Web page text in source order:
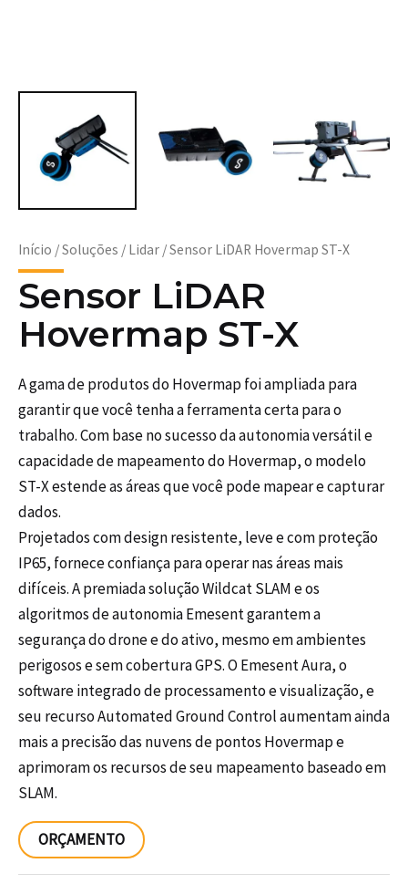
Início /Soluções / Lidar / Sensor LiDAR Hovermap ST-X
Sensor LiDAR
Hovermap ST-X
A gama de produtos do Hovermap foi ampliada para
garantir que você tenha a ferramenta certa para o
trabalho. Com base no sucesso da autonomia versátil e
capacidade de mapeamento do Hovermap, o modelo
ST-X estende as áreas que você pode mapear e capturar
dados.
Projetados com design resistente, leve e com proteção
IP65, fornece confiança para operar nas áreas mais
difíceis. A premiada solução Wildcat SLAM e os
algoritmos de autonomia Emesent garantem a
segurança do drone e do ativo, mesmo em ambientes
perigosos e sem cobertura GPS. O Emesent Aura, o
software integrado de processamento e visualização, e
seu recurso Automated Ground Control aumentam ainda
mais a precisão das nuvens de pontos Hovermap e
aprimoram os recursos de seu mapeamento baseado em
SLAM.
ORÇAMENTO